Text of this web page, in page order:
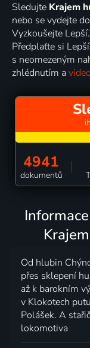
Sledujte Krajem
nebo se vydejte
Vyzkoušejte
Předplaťte si
s neomezeným
zhlédnutím a
4941
dokumentů
Od hlubin
přes sklepení
až k barokním
v Klokotech
Polášek. A
lokomotiva